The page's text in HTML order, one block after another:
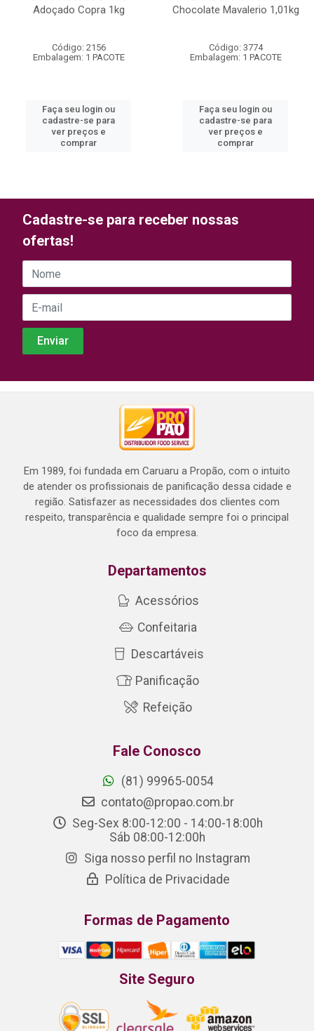
Adoçado Copra 1kg
Código: 2156
Embalagem: 1 PACOTE
Faça seu login ou
cadastre-se para
ver preços e
comprar
Chocolate Mavalerio 1,01kg
Código: 3774
Embalagem: 1 PACOTE
Faça seu login ou
cadastre-se para
ver preços e
comprar
Cadastre-se para receber nossas
ofertas!
Em 1989, foi fundada em Caruaru a Propão, com o intuito
de atender os profissionais de panificação dessa cidade e
região. Satisfazer as necessidades dos clientes com
respeito, transparência e qualidade sempre foi o principal
foco da empresa.
Departamentos
Acessórios
Confeitaria
Descartáveis
Panificação
Refeição
Fale Conosco
(81) 99965-0054
contato@propao.com.br
Seg-Sex 8:00-12:00 - 14:00-18:00h
Sáb 08:00-12:00h
Siga nosso perfil no Instagram
Política de Privacidade
Formas de Pagamento
Site Seguro